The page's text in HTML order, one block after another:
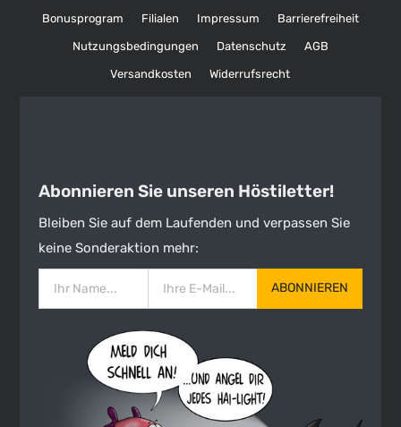
Bonusprogram Filialen Impressum Barrierefreiheit
Nutzungsbedingungen Datenschutz AGB
Versandkosten Widerrufsrecht
Abonnieren Sie unseren Höstiletter!
Bleiben Sie auf dem Laufenden und verpassen Sie
keine Sonderaktion mehr:
ABONNIEREN